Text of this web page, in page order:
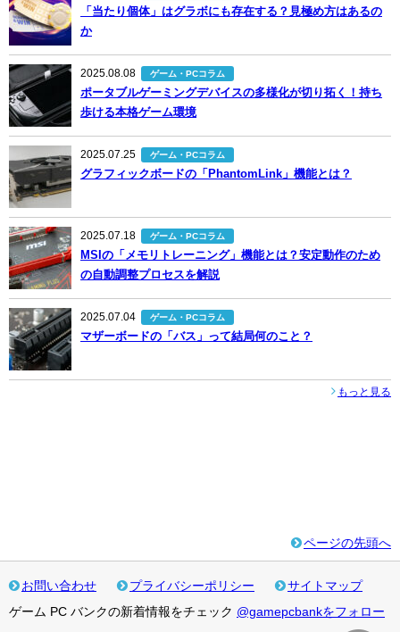
「当たり個体」はグラボにも存在する？見極め方はあるの
か
2025.08.08 ゲーム・PCコラム
ポータブルゲーミングデバイスの多様化が切り拓く！持ち
歩ける本格ゲーム環境
2025.07.25 ゲーム・PCコラム
グラフィックボードの「PhantomLink」機能とは？
2025.07.18 ゲーム・PCコラム
MSIの「メモリトレーニング」機能とは？安定動作のため
の自動調整プロセスを解説
2025.07.04 ゲーム・PCコラム
マザーボードの「バス」って結局何のこと？
もっと見る
ページの先頭へ
お問い合わせ プライバシーポリシー
サイトマップ
ゲーム PC バンクの新着情報をチェック @gamepcbankをフォロー